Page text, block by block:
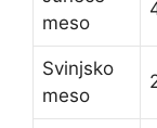
meso
Svinjsko
meso